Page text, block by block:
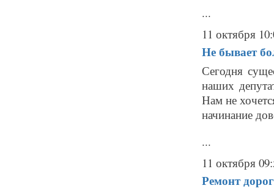
...
11 октября
Не бывает
Сегодня
наших
Нам не
начинание
...
11 октября
Ремонт